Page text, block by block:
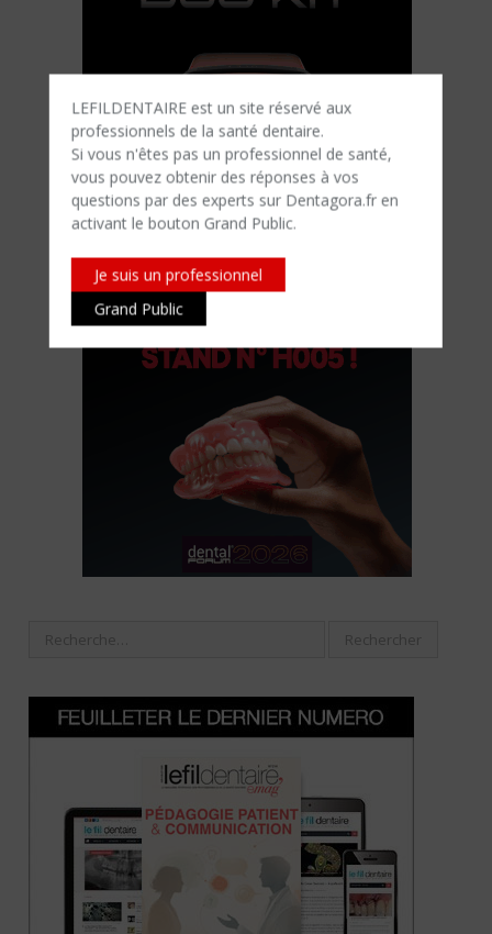
LEFILDENTAIRE est un site réservé aux
professionnels de la santé dentaire.
Si vous n'êtes​ pas un professionnel de santé,
vous pouvez obtenir des réponses à vos
questions par des experts sur Dentagora.fr en
activant le bouton Grand Public.
Je suis un professionnel
Grand Public